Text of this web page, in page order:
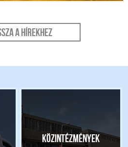
a hírekhez
Közintézmények